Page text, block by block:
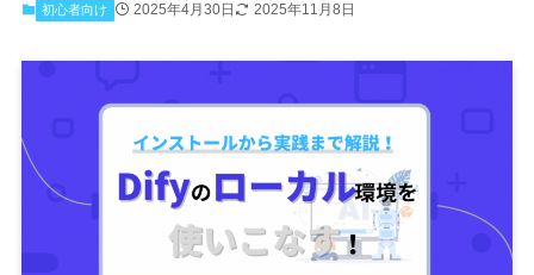
初心者向け 2025年4月30日 2025年11月8日